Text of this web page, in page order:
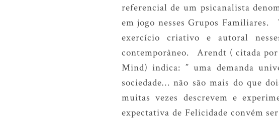
referencial de um psicanalista
em jogo nesses Grupos Familiares.
exercício criativo e autoral
contemporâneo. Arendt ( citada por
Mind) indica: ” uma demanda
sociedade… não são mais do que
muitas vezes descrevem e
expectativa de Felicidade convém